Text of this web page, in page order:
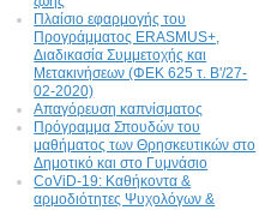
Πλαίσιο εφαρμογής του
Προγράμματος ERASMUS+,
Διαδικασία Συμμετοχής και
Μετακινήσεων (ΦΕΚ 625 τ. Β'/27-
02-2020)
Απαγόρευση καπνίσματος
Πρόγραμμα Σπουδών του
μαθήματος των Θρησκευτικών στο
Δημοτικό και στο Γυμνάσιο
CoViD-19: Kαθήκοντα &
αρμοδιότητες Ψυχολόγων &